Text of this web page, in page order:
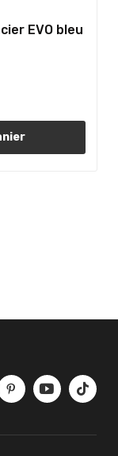
EVO bleu